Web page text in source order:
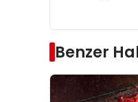
Benzer